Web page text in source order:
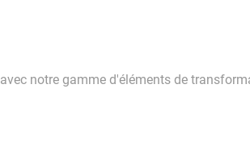
notre gamme d'éléments de